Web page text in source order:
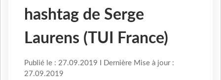
hashtag de Serge
Laurens (TUI France)
Publié le : 27.09.2019 I Dernière Mise à jour :
27.09.2019